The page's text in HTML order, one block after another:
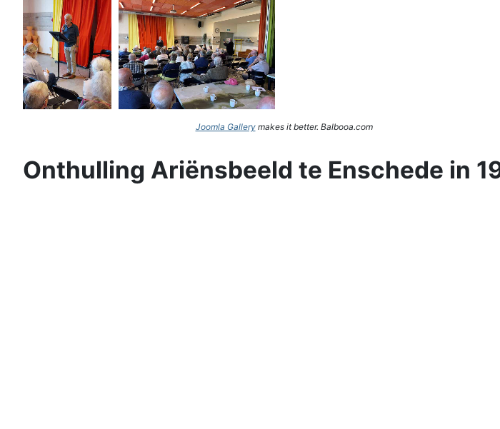
Joomla Gallerymakes it better. Balbooa.com
Onthulling Ariënsbeeld te Enschede in